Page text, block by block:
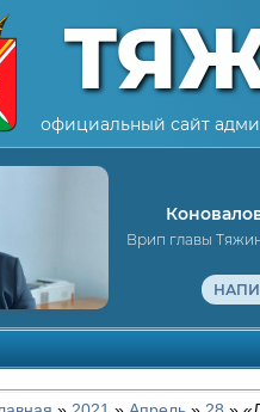
официальный сайт
Врип главы